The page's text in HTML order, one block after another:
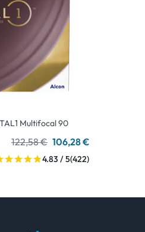
Multifocal 90
122,58 € 106,28 €
4.83 / 5(422)